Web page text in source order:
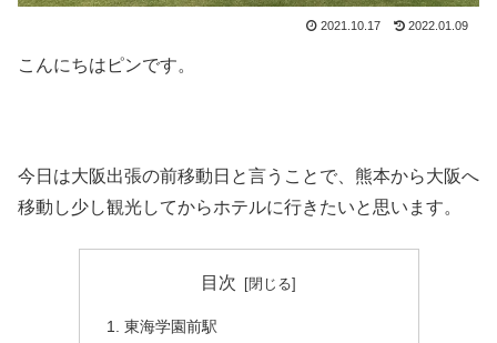
2021.10.17 2022.01.09
こんにちはピンです。
今日は大阪出張の前移動日と言うことで、熊本から大阪へ
移動し少し観光してからホテルに行きたいと思います。
目次
東海学園前駅